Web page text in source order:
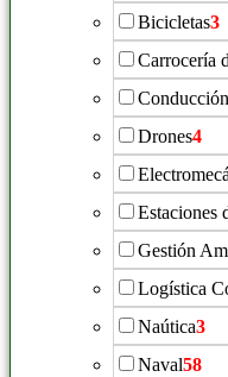
Bicicletas3
Carrocería
Drones4
Estaciones
Gestión
Logística
Naútica3
Naval58